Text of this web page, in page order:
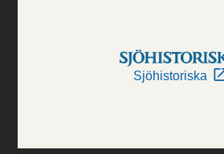
Sjöhistoriska